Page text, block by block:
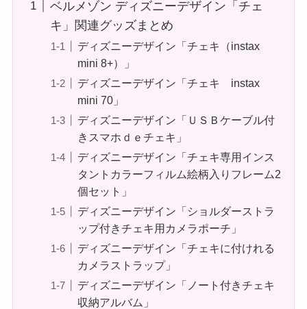
ベルメゾン ディズニーデザイン「チェ
キ」関連グッズまとめ
ディズニーデザイン「チェキ（instax
mini 8+）」
ディズニーデザイン「チェキ instax
mini 70」
ディズニーデザイン「ＵＳＢケーブル付
きスマホｄｅチェキ」
ディズニーデザイン「チェキ専用インス
タントカラーフィルム絵柄入りフレーム2
個セット」
ディズニーデザイン「ショルダーストラ
ップ付きチェキ用カメラポーチ」
ディズニーデザイン「チェキに付けれる
カメラストラップ」
ディズニーデザイン「ノート付きチェキ
収納アルバム」